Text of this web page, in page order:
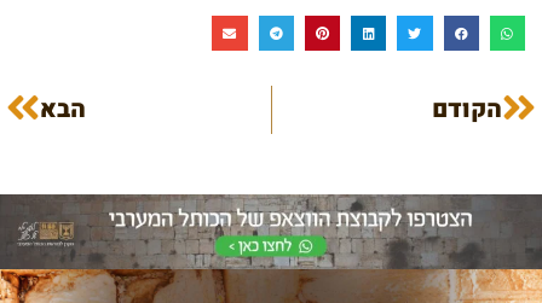
הקודם הבא